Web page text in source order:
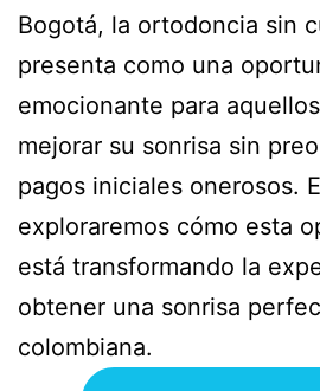
Bogotá, la ortodoncia sin
presenta como una
emocionante para
mejorar su sonrisa sin
pagos iniciales onerosos.
exploraremos cómo esta
está transformando la
obtener una sonrisa
colombiana.